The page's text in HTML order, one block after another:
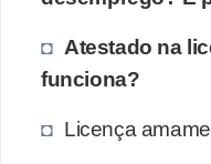
Atestado na
funciona?
Licença